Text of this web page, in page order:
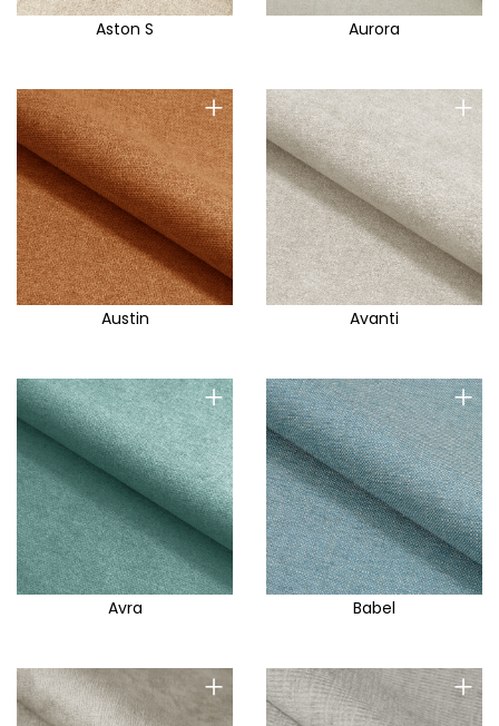
Aston S Aurora
+
Austin
+
Avanti
+
Avra
+
Babel
+ +